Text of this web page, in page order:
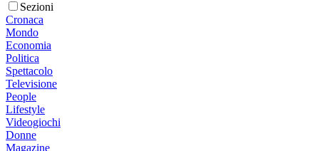
Sezioni
Cronaca
Mondo
Economia
Politica
Spettacolo
Televisione
People
Lifestyle
Videogiochi
Donne
Magazine